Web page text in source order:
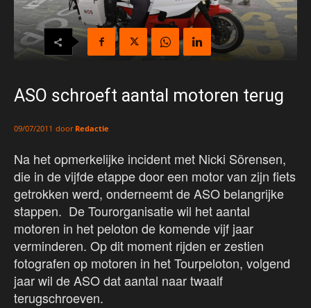
ASO schroeft aantal motoren terug
09/07/2011 door Redactie
Na het opmerkelijke incident met Nicki Sörensen,
die in de vijfde etappe door een motor van zijn fiets
getrokken werd, onderneemt de ASO belangrijke
stappen. De Tourorganisatie wil het aantal
motoren in het peloton de komende vijf jaar
verminderen. Op dit moment rijden er zestien
fotografen op motoren in het Tourpeloton, volgend
jaar wil de ASO dat aantal naar twaalf
terugschroeven.